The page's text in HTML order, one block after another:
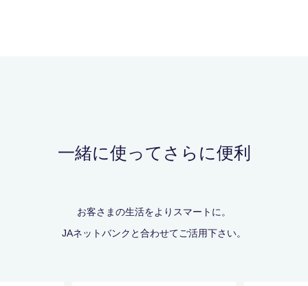
一緒に使ってさらに便利
お客さまの生活をよりスマートに。
JAネットバンクと合わせてご活用下さい。